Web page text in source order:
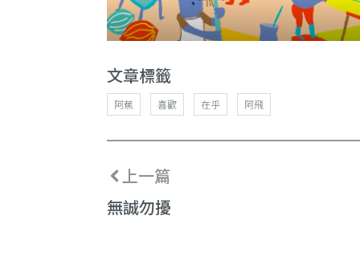
文章標籤
阿蕉 喜歡 在乎 阿飛
上一篇
無誠勿擾